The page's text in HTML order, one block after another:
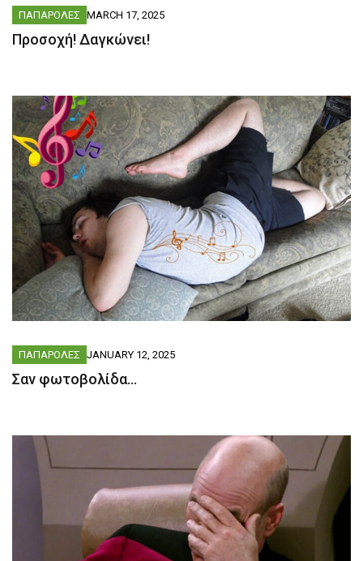
ΠΑΠΑΡΟΛΕΣ MARCH 17, 2025
Προσοχή! Δαγκώνει!
ΠΑΠΑΡΟΛΕΣ JANUARY 12, 2025
Σαν φωτοβολίδα…